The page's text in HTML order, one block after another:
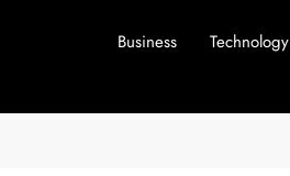
Business Technology